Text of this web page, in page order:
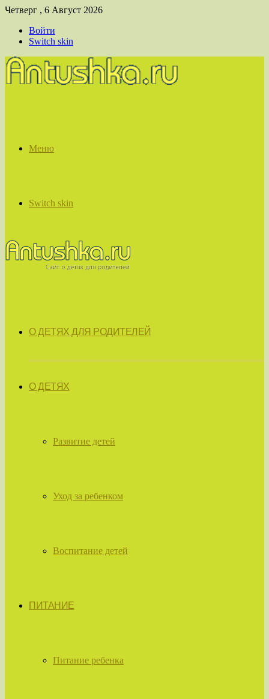
Четверг , 6 Август 2026
Войти
Switch skin
Меню
Switch skin
О ДЕТЯХ ДЛЯ РОДИТЕЛЕЙ
О ДЕТЯХ
Развитие детей
Уход за ребенком
Воспитание детей
ПИТАНИЕ
Питание ребенка